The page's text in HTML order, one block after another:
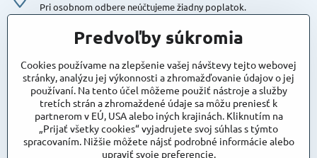
Pri osobnom odbere neúčtujeme žiadny poplatok.
Kuriér DPD , Geis
Cena za dopravu:
Maxstore
Bratislavská 79
Areál Satina
90201 Pezinok
vjazd do areálu z Bratislavskej ulice
Predvoľby súkromia
Cookies používame na zlepšenie vašej návštevy tejto webovej
stránky, analýzu jej výkonnosti a zhromažďovanie údajov o jej
používaní. Na tento účel môžeme použiť nástroje a služby
tretích strán a zhromaždené údaje sa môžu preniesť k
partnerom v EÚ, USA alebo iných krajinách. Kliknutím na
„Prijať všetky cookies“ vyjadrujete svoj súhlas s týmto
spracovaním. Nižšie môžete nájsť podrobné informácie alebo
upraviť svoje preferencie.